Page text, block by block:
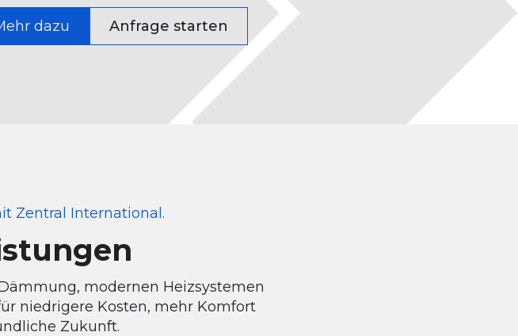
dazu Anfrage starten
Zentral International.
modernen Heizsystemen
niedrigere Kosten, mehr Komfort
Zukunft.